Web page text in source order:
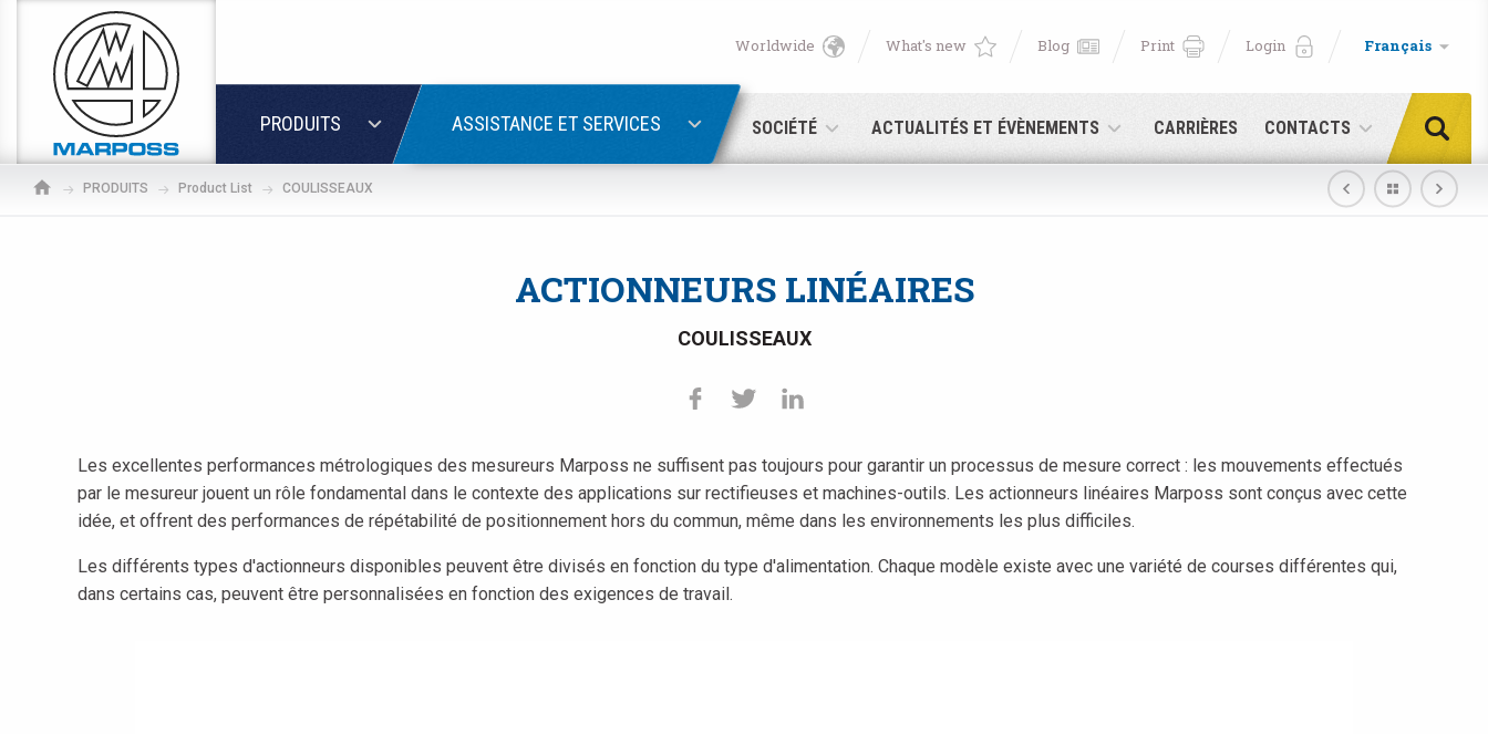
PRODUITS ASSISTANCE ET SERVICES SOCIÉTÉ ACTUALITÉS ET ÉVÈNEMENTS CARRIÈRES CONTACTS
Worldwide What's new Blog Print Login Français
PRODUITS Product List COULISSEAUX
ACTIONNEURS LINÉAIRES
COULISSEAUX
Les excellentes performances métrologiques des mesureurs Marposs ne suffisent pas toujours pour garantir un processus de mesure correct : les mouvements effectués
par le mesureur jouent un rôle fondamental dans le contexte des applications sur rectifieuses et machines-outils. Les actionneurs linéaires Marposs sont conçus avec cette
idée, et offrent des performances de répétabilité de positionnement hors du commun, même dans les environnements les plus difficiles.
Les différents types d'actionneurs disponibles peuvent être divisés en fonction du type d'alimentation. Chaque modèle existe avec une variété de courses différentes qui,
dans certains cas, peuvent être personnalisées en fonction des exigences de travail.
English
Deutsch
Español
한국어 (Korean)
Password
If you are not yet registered, you may do it now: it is free! Click here!